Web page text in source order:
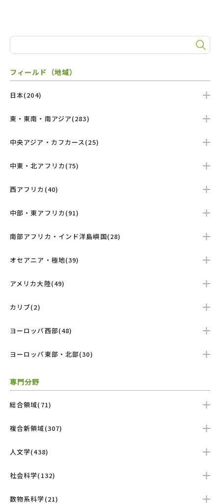
フィールド（地域）
日本(204)
東・東南・南アジア(283)
中央アジア・カフカース(25)
中東・北アフリカ(75)
西アフリカ(40)
中部・東アフリカ(91)
南部アフリカ・インド洋島嶼国(28)
オセアニア・極地(39)
アメリカ大陸(49)
カリブ(2)
ヨーロッパ西部(48)
ヨーロッパ東部・北部(30)
専門分野
総合領域(71)
複合新領域(307)
人文学(438)
社会科学(132)
数物系科学(21)